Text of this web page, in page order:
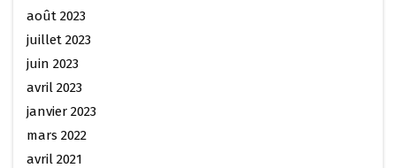
août 2023
juillet 2023
juin 2023
avril 2023
janvier 2023
mars 2022
avril 2021